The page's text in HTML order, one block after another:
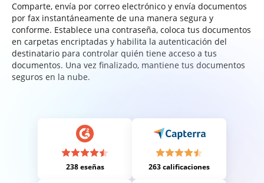
Comparte, envía por correo electrónico y envía documentos
por fax instantáneamente de una manera segura y
conforme. Establece una contraseña, coloca tus documentos
en carpetas encriptadas y habilita la autenticación del
destinatario para controlar quién tiene acceso a tus
documentos. Una vez finalizado, mantiene tus documentos
seguros en la nube.
238 eseñas 263 calificaciones